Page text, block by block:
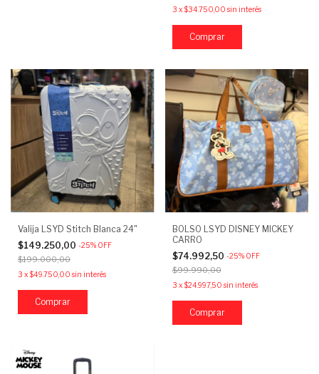
3 x$34.750,00 sin interés
Valija LSYD Stitch Blanca 24"
$149.250,00 -25% OFF
$199.000,00
3 x$49.750,00 sin interés
BOLSO LSYD DISNEY MICKEY
CARRO
$74.992,50 -25% OFF
$99.990,00
3 x$24.997,50 sin interés